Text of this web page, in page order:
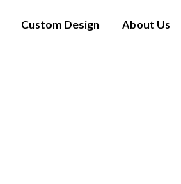
Custom Design About Us